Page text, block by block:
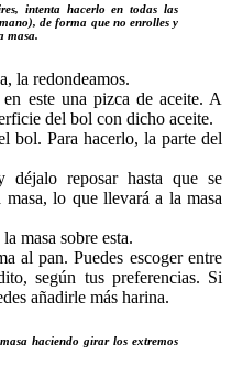
intenta hacerlo en todas las
de forma que no enrolles y
masa.
la redondeamos.
este una pizca de aceite. A
del bol con dicho aceite.
bol. Para hacerlo, la parte del
reposar hasta que se
lo que llevará a la masa
masa sobre esta.
al pan. Puedes escoger entre
según tus preferencias. Si
añadirle más harina.
haciendo girar los extremos